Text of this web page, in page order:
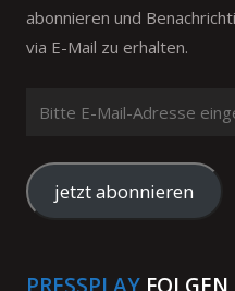
abonnieren und
via E-Mail zu erhalten.
Mail-
Adresse
eingeben
jetzt abonnieren